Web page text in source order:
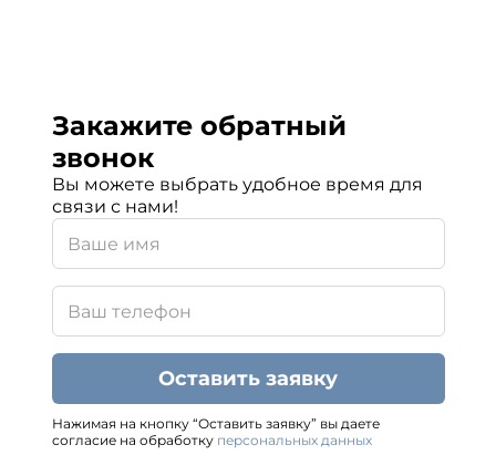
Закажите обратный
звонок
Вы можете выбрать удобное время для
связи с нами!
Оставить заявку
Нажимая на кнопку “Оставить заявку” вы даете
согласие на обработку персональных данных